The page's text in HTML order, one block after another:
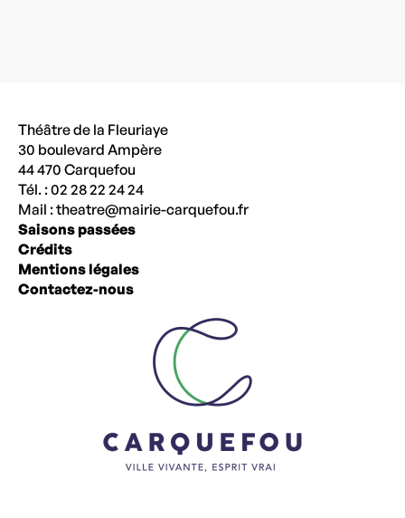
Théâtre de la Fleuriaye
30 boulevard Ampère
44 470 Carquefou
Tél. : 02 28 22 24 24
Mail :theatre@mairie-carquefou.fr
Saisons passées
Crédits
Mentions légales
Contactez-nous